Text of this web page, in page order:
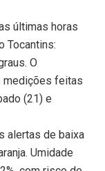
últimas horas
Tocantins:
O
medições feitas
(21) e
alertas de baixa
Umidade